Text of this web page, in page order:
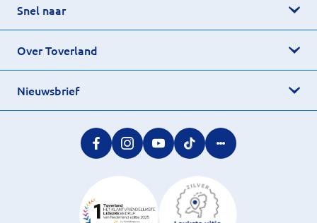
Snel naar
Over Toverland
Nieuwsbrief